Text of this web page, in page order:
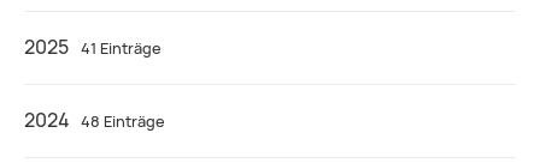
2025 41 Einträge
2024 48 Einträge